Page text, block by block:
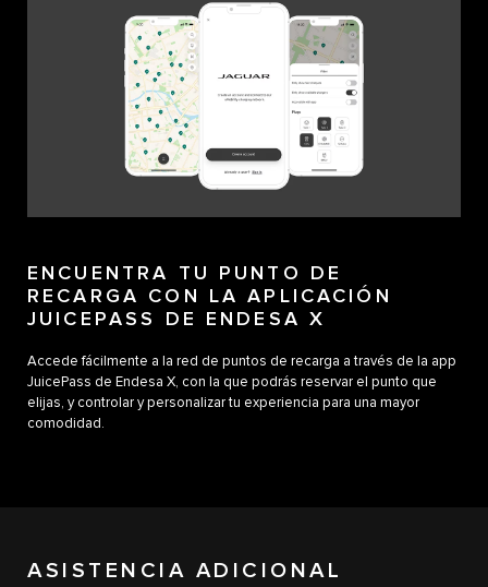
ENCUENTRA TU PUNTO DE
RECARGA CON LA APLICACIÓN
JUICEPASS DE ENDESA X
Accede fácilmente a la red de puntos de recarga a través de la app
JuicePass de Endesa X, con la que podrás reservar el punto que
elijas, y controlar y personalizar tu experiencia para una mayor
comodidad.
ASISTENCIA ADICIONAL